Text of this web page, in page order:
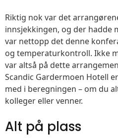
Riktig nok var det
innsjekkingen, og der hadde
var nettopp det denne
og temperaturkontroll. Ikke
var altså på dette
Scandic Gardermoen Hotell
med i beregningen – om du
kolleger eller venner.
Alt på plass